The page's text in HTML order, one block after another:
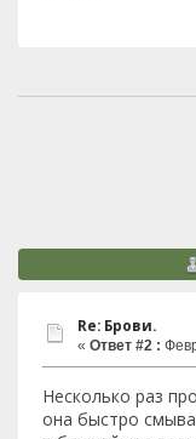
Re: Брови.
« Ответ #2 :
Несколько раз
она быстро